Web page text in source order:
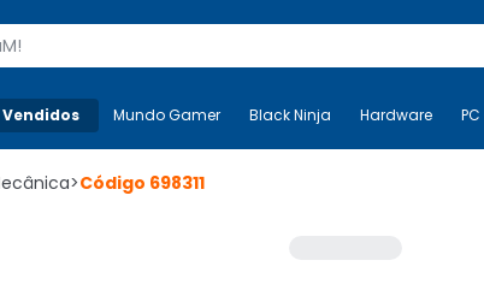
Mais-v- Mundo Gamer Black Ninja
Mundo Gamer Black Ninja Hardware
>Código 698311